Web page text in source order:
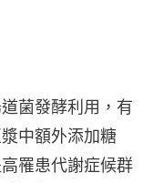
菌發酵利用，有
中額外添加糖
罹患代謝症候群